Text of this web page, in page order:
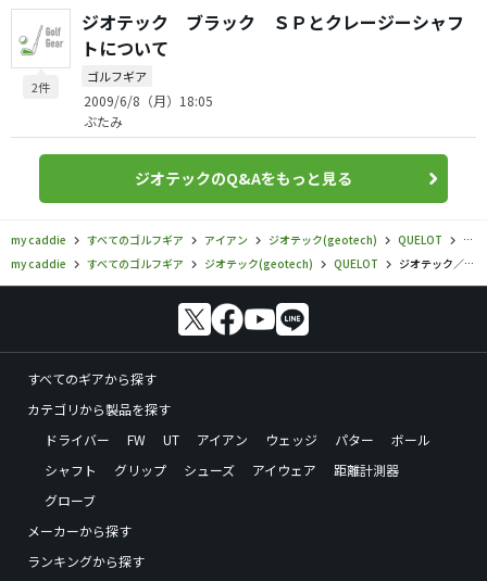
2件
ジオテック ブラック ＳＰとクレージーシャフ
トについて
ゴルフギア
2009/6/8（月）18:05
ぶたみ
ジオテックのQ&Aをもっと見る
my caddie すべてのゴルフギア アイアン ジオテック(geotech) QUELOT
ジ
my caddie
すべてのゴルフギア ジオテック(geotech) QUELOT ジオテック／QUELOT／QUELOT RE14 キャビティ アイアンの口コミ評価
すべてのギアから探す
カテゴリから製品を探す
ドライバー
FW UT アイアン ウェッジ パター
ボール
シャフト
グリップ シューズ アイウェア
距離計測器
グローブ
メーカーから探す
ランキングから探す